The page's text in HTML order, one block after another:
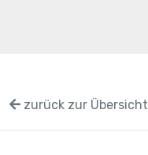
zurück zur Übersicht